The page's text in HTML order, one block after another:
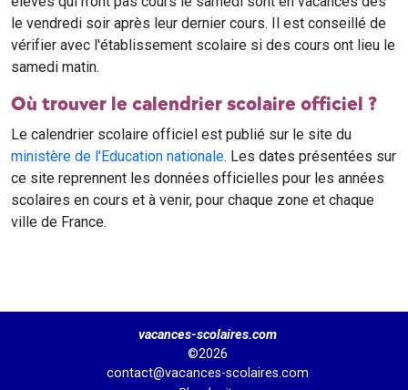
le vendredi soir après leur dernier cours. Il est conseillé de
vérifier avec l'établissement scolaire si des cours ont lieu le
samedi matin.
Où trouver le calendrier scolaire officiel ?
Le calendrier scolaire officiel est publié sur le site du
ministère de l'Education nationale. Les dates présentées sur
ce site reprennent les données officielles pour les années
scolaires en cours et à venir, pour chaque zone et chaque
ville de France.
vacances-scolaires.com
©2026
contact@vacances-scolaires.com